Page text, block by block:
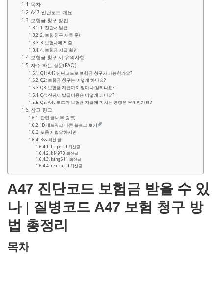
목차
A47 진단코드 개요
보험금 청구 방법
1. 진단서 발급
2. 보험 청구 서류 준비
3. 보험사에 제출
4. 보험금 지급 확인
보험금 청구 시 유의사항
자주 하는 질문(FAQ)
Q1: A47 진단코드로 보험금 청구가 가능한가요?
Q2: 보험금 청구는 어떻게 하나요?
Q3: 보험금 지급까지 얼마나 걸리나요?
Q4: 진단서 발급비용은 어떻게 되나요?
Q5: A47 코드가 보험금 지급에 미치는 영향은 무엇인가요?
참고 링크
관련 글(내부 링크)
JD 네트워크 다른 블로그 보기
도움이 필요하시면
RSS 최신 글
helperjd 최신글
k14970 최신글
kang611 최신글
rentcarjd 최신글
A47 진단코드 보험금 받을 수 있
나 | 질병코드 A47 보험 청구 방
법 총정리
목차